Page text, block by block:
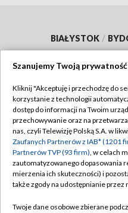
BIAŁYSTOK /
OPOLE /
SZCZECIN
Dołącz do
Szanujemy Twoją prywatność
Kliknij "Akceptuję i przechodzę do
korzystanie z technologii
dostęp do informacji na Twoim
przechowywanie oraz na
nas, czyli Telewizję Polską S.A. w
Zaufanych Partnerów z IAB* (1201
Partnerów TVP (93 firm), w celach
zautomatyzowanego dopasowania
mierzenia ich skuteczności) i
także zgody na udostępnianie przez
Twoje dane osobowe zbierane